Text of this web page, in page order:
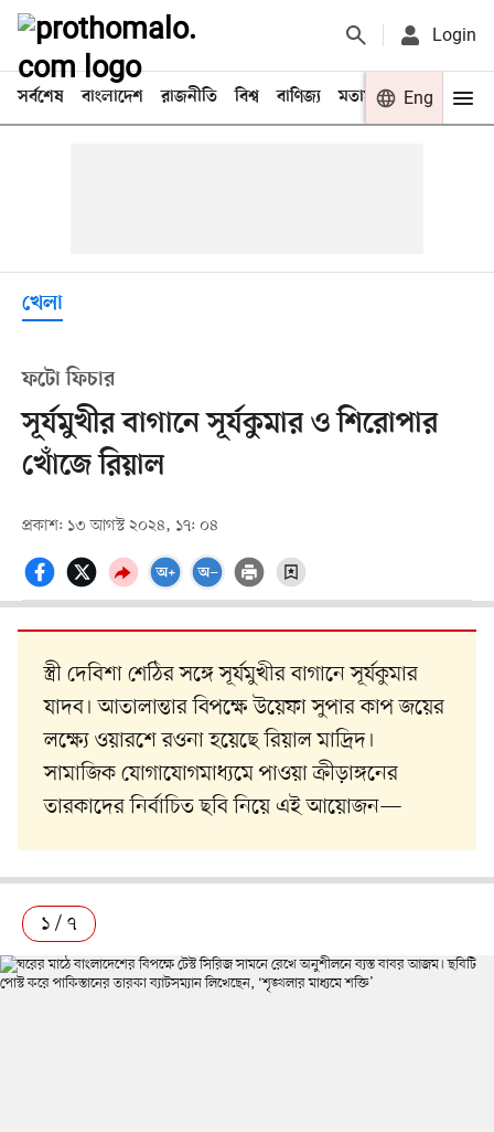
Login
সর্বশেষ বাংলাদেশ রাজনীতি বিশ্ব বাণিজ্য মতামত খেলা
Eng
খেলা
ফটো ফিচার
সূর্যমুখীর বাগানে সূর্যকুমার ও শিরোপার
খোঁজে রিয়াল
প্রকাশ: ১৩ আগস্ট ২০২৪, ১৭: ০৪
স্ত্রী দেবিশা শেঠির সঙ্গে সূর্যমুখীর বাগানে সূর্যকুমার
যাদব। আতালান্তার বিপক্ষে উয়েফা সুপার কাপ জয়ের
লক্ষ্যে ওয়ারশে রওনা হয়েছে রিয়াল মাদ্রিদ।
সামাজিক যোগাযোগমাধ্যমে পাওয়া ক্রীড়াঙ্গনের
তারকাদের নির্বাচিত ছবি নিয়ে এই আয়োজন—
১ / ৭